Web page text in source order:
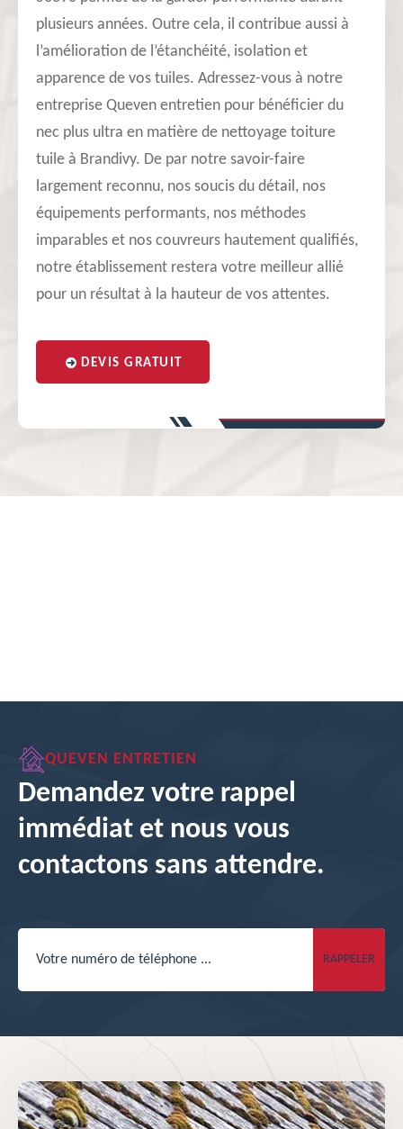
plusieurs années. Outre cela, il contribue aussi à
l’amélioration de l’étanchéité, isolation et
apparence de vos tuiles. Adressez-vous à notre
entreprise Queven entretien pour bénéficier du
nec plus ultra en matière de nettoyage toiture
tuile à Brandivy. De par notre savoir-faire
largement reconnu, nos soucis du détail, nos
équipements performants, nos méthodes
imparables et nos couvreurs hautement qualifiés,
notre établissement restera votre meilleur allié
pour un résultat à la hauteur de vos attentes.
DEVIS GRATUIT
QUEVEN ENTRETIEN
Demandez votre rappel
immédiat et nous vous
contactons sans attendre.